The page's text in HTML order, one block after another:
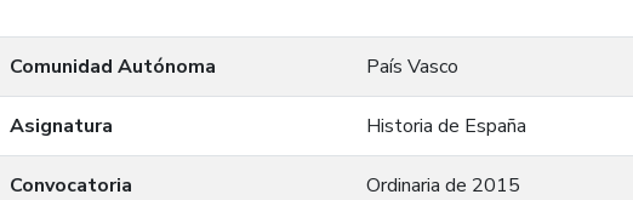
Comunidad Autónoma País Vasco
Asignatura Historia de España
Convocatoria Ordinaria de 2015